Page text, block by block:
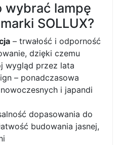
wybrać lampę
SOLLUX?
– trwałość i odporność
dzięki czemu
wygląd przez lata
– ponadczasowa
i japandi
dopasowania do
budowania jasnej,